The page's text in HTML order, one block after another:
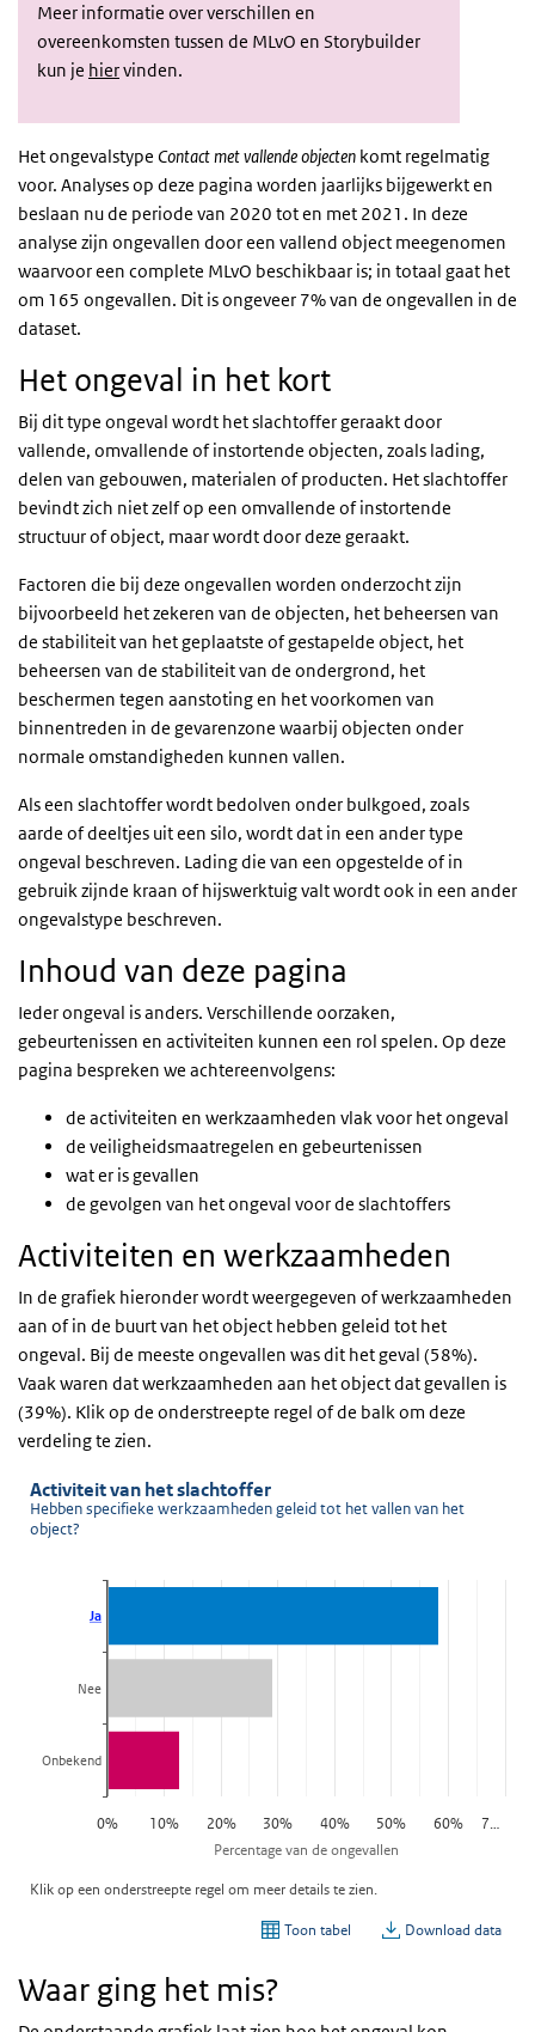
Het ongevalstype Contact met vallende objecten komt regelmatig
voor. Analyses op deze pagina worden jaarlijks bijgewerkt en
beslaan nu de periode van 2020 tot en met 2021. In deze
analyse zijn ongevallen door een vallend object meegenomen
waarvoor een complete MLvO beschikbaar is; in totaal gaat het
om 165 ongevallen. Dit is ongeveer 7% van de ongevallen in de
dataset.
Het ongeval in het kort
Bij dit type ongeval wordt het slachtoffer geraakt door
vallende, omvallende of instortende objecten, zoals lading,
delen van gebouwen, materialen of producten. Het slachtoffer
bevindt zich niet zelf op een omvallende of instortende
structuur of object, maar wordt door deze geraakt.
Factoren die bij deze ongevallen worden onderzocht zijn
bijvoorbeeld het zekeren van de objecten, het beheersen van
de stabiliteit van het geplaatste of gestapelde object, het
beheersen van de stabiliteit van de ondergrond, het
beschermen tegen aanstoting en het voorkomen van
binnentreden in de gevarenzone waarbij objecten onder
normale omstandigheden kunnen vallen.
Als een slachtoffer wordt bedolven onder bulkgoed, zoals
aarde of deeltjes uit een silo, wordt dat in een ander type
ongeval beschreven. Lading die van een opgestelde of in
gebruik zijnde kraan of hijswerktuig valt wordt ook in een ander
ongevalstype beschreven.
Inhoud van deze pagina
Ieder ongeval is anders. Verschillende oorzaken,
gebeurtenissen en activiteiten kunnen een rol spelen. Op deze
pagina bespreken we achtereenvolgens:
de activiteiten en werkzaamheden vlak voor het ongeval
de veiligheidsmaatregelen en gebeurtenissen
wat er is gevallen
de gevolgen van het ongeval voor de slachtoffers
Activiteiten en werkzaamheden
In de grafiek hieronder wordt weergegeven of werkzaamheden
aan of in de buurt van het object hebben geleid tot het
ongeval. Bij de meeste ongevallen was dit het geval (58%).
Vaak waren dat werkzaamheden aan het object dat gevallen is
(39%). Klik op de onderstreepte regel of de balk om deze
verdeling te zien.
Waar ging het mis?
Meer informatie over verschillen en
overeenkomsten tussen de MLvO en Storybuilder
kun je hiervinden.